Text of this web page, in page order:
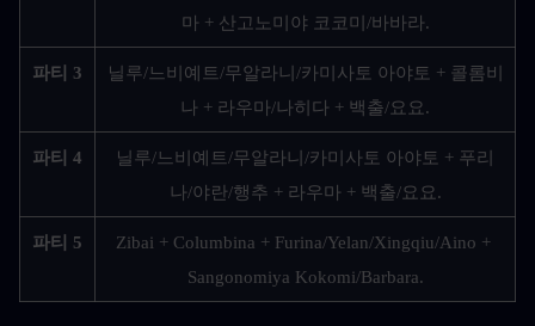
마 + 산고노미야 코코미/바바라.
파티 3
닐루/느비예트/무알라니/카미사토 아야토 + 콜롬비
나 + 라우마/나히다 + 백출/요요.
파티 4
닐루/느비예트/무알라니/카미사토 아야토 + 푸리
나/야란/행추 + 라우마 + 백출/요요.
파티 5
Zibai + Columbina + Furina/Yelan/Xingqiu/Aino +
Sangonomiya Kokomi/Barbara.